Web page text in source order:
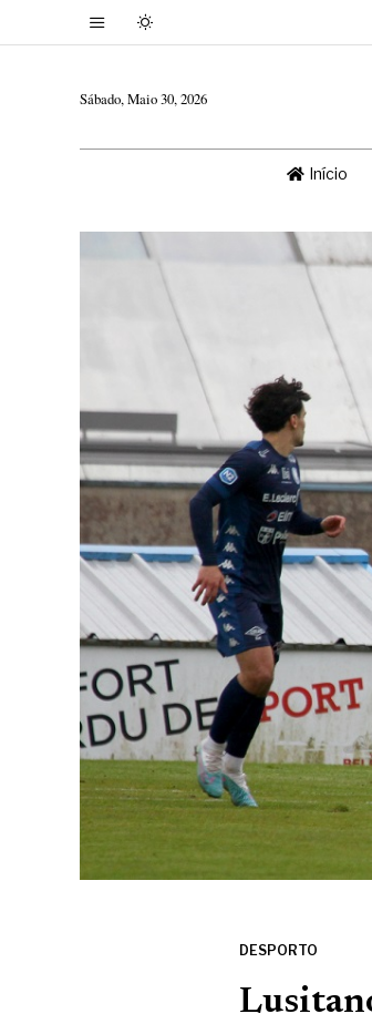
Sábado, Maio 30, 2026
Início
DESPORTO